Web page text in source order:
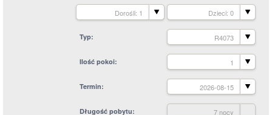
Dorośli: 1 Dzieci: 0
Typ R4073
Ilość pokoi 1
Termin 2026-08-15
Długość pobytu 7 nocy